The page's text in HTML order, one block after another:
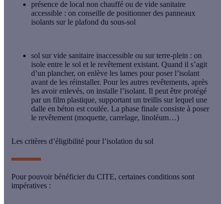
présence de local non chauffé ou de vide sanitaire
accessible : on conseille de positionner des panneaux
isolants sur le plafond du sous-sol
sol sur vide sanitaire inaccessible ou sur terre-plein : on
isole entre le sol et le revêtement existant. Quand il s’agit
d’un plancher, on enlève les lames pour poser l’isolant
avant de les réinstaller. Pour les autres revêtements, après
les avoir enlevés, on installe l’isolant. Il peut être protégé
par un film plastique, supportant un treillis sur lequel une
dalle en béton est coulée. La phase finale consiste à poser
le revêtement (moquette, carrelage, linoléum…)
Les critères d’éligibilité pour l’isolation du sol
Pour pouvoir bénéficier du CITE, certaines conditions sont
impératives :